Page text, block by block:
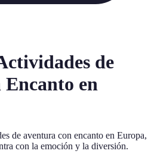
de
en
de aventura con encanto en Europa,
con la emoción y la diversión.